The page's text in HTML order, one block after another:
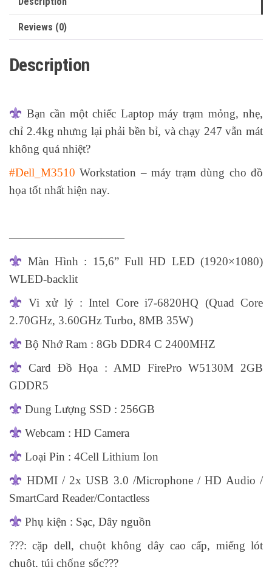
Reviews (0)
Description
Bạn cần một chiếc Laptop máy trạm mỏng, nhẹ,
chỉ 2.4kg nhưng lại phải bền bỉ, và chạy 247 vẫn mát
không quá nhiệt?
#Dell_M3510 Workstation – máy trạm dùng cho đồ
họa tốt nhất hiện nay.
——————————
Màn Hình : 15,6” Full HD LED (1920×1080)
WLED-backlit
Vi xử lý : Intel Core i7-6820HQ (Quad Core
2.70GHz, 3.60GHz Turbo, 8MB 35W)
Bộ Nhớ Ram : 8Gb DDR4 C 2400MHZ
Card Đồ Họa : AMD FirePro W5130M 2GB
GDDR5
Dung Lượng SSD : 256GB
Webcam : HD Camera
Loại Pin : 4Cell Lithium Ion
HDMI / 2x USB 3.0 /Microphone / HD Audio /
SmartCard Reader/Contactless
Phụ kiện : Sạc, Dây nguồn
???: cặp dell, chuột không dây cao cấp, miếng lót
chuột, túi chống sốc???